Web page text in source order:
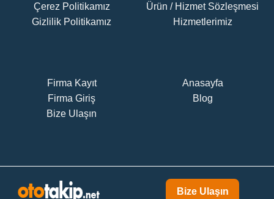
Çerez Politikamız
Gizlilik Politikamız
Ürün / Hizmet Sözleşmesi
Hizmetlerimiz
Firma Kayıt
Firma Giriş
Bize Ulaşın
Anasayfa
Blog
Bize Ulaşın